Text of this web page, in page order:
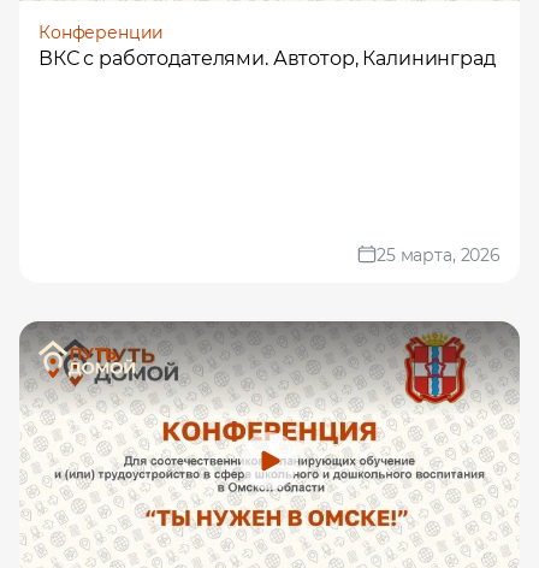
Конференции
ВКС с работодателями. Автотор, Калининград
25 марта, 2026
Профессия